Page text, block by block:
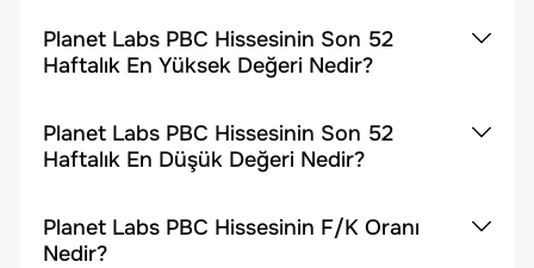
Planet Labs PBC Hissesinin Son 52
Haftalık En Yüksek Değeri Nedir?
Planet Labs PBC Hissesinin Son 52
Haftalık En Düşük Değeri Nedir?
Planet Labs PBC Hissesinin F/K Oranı
Nedir?